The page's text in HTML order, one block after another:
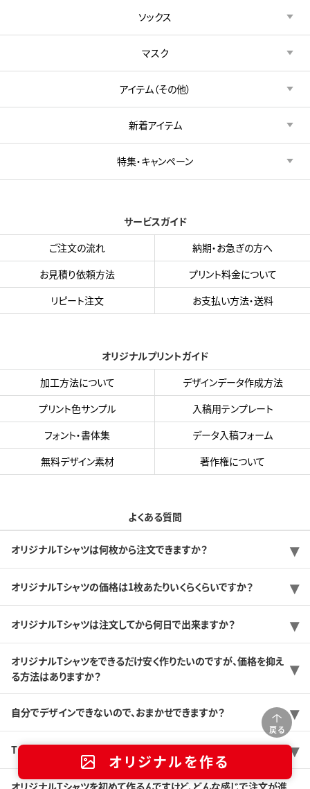
戻る
オリジナルを作る
ソックス
マスク
アイテム（その他）
新着アイテム
特集・キャンペーン
サービスガイド
ご注文の流れ
納期・お急ぎの方へ
お見積り依頼方法
プリント料金について
リピート注文
お支払い方法・送料
オリジナルプリントガイド
加工方法について
デザインデータ作成方法
プリント色サンプル
入稿用テンプレート
フォント・書体集
データ入稿フォーム
無料デザイン素材
著作権について
よくある質問
オリジナルTシャツは何枚から注文できますか？
オリジナルTシャツの価格は1枚あたりいくらくらいですか？
オリジナルTシャツは注文してから何日で出来ますか？
オリジナルTシャツをできるだけ安く作りたいのですが、価格を抑え
る方法はありますか？
自分でデザインできないので、おまかせできますか？
Tシャツのサンプルを送ってもらうことは可能ですか？
オリジナルTシャツを初めて作るんですけど、どんな感じで注文が進